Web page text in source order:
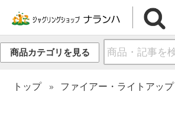
商品カテゴリを見る
トップ ファイアー・ライトアップ